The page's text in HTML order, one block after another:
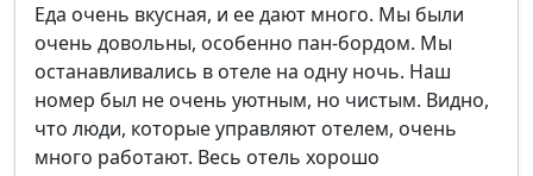
Еда очень вкусная, и ее дают много. Мы были
очень довольны, особенно пан-бордом. Мы
останавливались в отеле на одну ночь. Наш
номер был не очень уютным, но чистым. Видно,
что люди, которые управляют отелем, очень
много работают. Весь отель хорошо